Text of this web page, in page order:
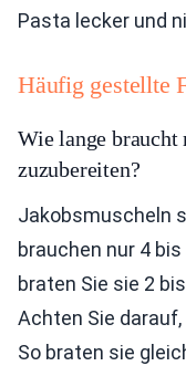
Pasta lecker und
Häufig gestellte
Wie lange braucht
zuzubereiten?
Jakobsmuscheln
brauchen nur 4
braten Sie sie 2
Achten Sie
So braten sie